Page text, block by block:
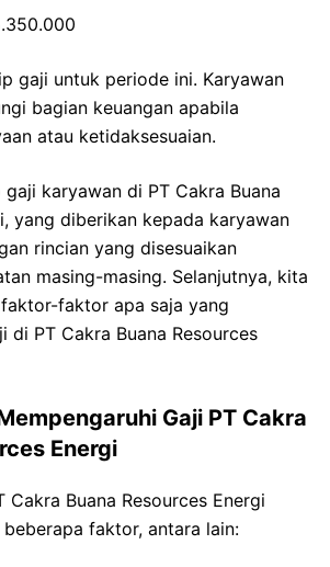
gaji untuk periode ini. Karyawan
bagian keuangan apabila
atau ketidaksesuaian.
karyawan di PT Cakra Buana
yang diberikan kepada karyawan
rincian yang disesuaikan
masing-masing. Selanjutnya, kita
faktor apa saja yang
di PT Cakra Buana Resources
Gaji PT Cakra
Energi
Cakra Buana Resources Energi
faktor, antara lain: